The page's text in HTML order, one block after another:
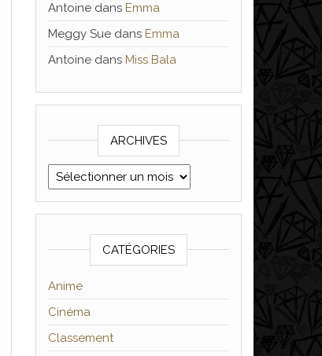
Antoinedans Emma
Meggy Suedans Emma
Antoinedans Miss Bala
ARCHIVES
Archives
CATÉGORIES
Anime
Cinéma
Classement